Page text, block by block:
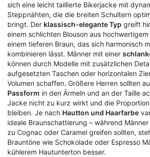
sich eine leicht taillierte Bikerjacke mit
Steppnähten, die die breiten Schultern
bringt. Der klassisch-elegante Typ greift
einem schlichten Blouson aus
einem tieferen Braun, das sich harmonisch
kombinieren lässt. Männer mit einer
können durch Modelle mit zusätzlichen
aufgesetzten Taschen oder horizontalen
Volumen schaffen. Größere Herren sollten
Passform in den Ärmeln und an der Taille
Jacke nicht zu kurz wirkt und die
bleiben. Je nach Hautton und Haarfarbe
ideale Braunschattierung – während
zu Cognac oder Caramel greifen sollten,
Brauntöne wie Schokolade oder Espresso
kühlerem Hautunterton besser.